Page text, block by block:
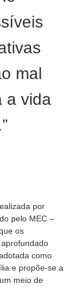
mal
a vida
por
pelo MEC –
os
como
e propõe-se a
meio de